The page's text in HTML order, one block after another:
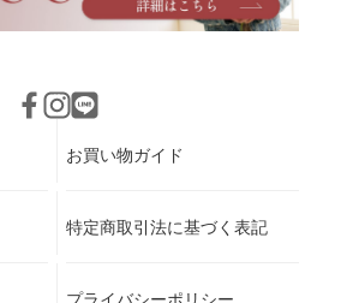
お買い物ガイド
特定商取引法に基づく表記
プライバシーポリシー